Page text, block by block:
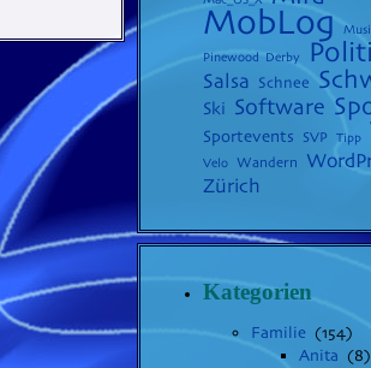
MobLog
Pinewood Derby
Salsa Schnee
Ski Software
Sportevents SVP Tipp
Velo Wandern
Zürich
Kategorien
Familie (154)
Anita (8)